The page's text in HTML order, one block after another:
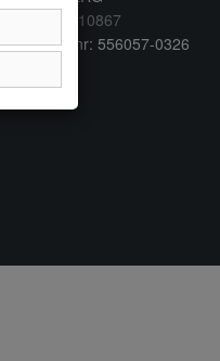
0340/10867
556057-0326